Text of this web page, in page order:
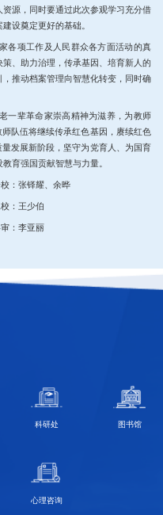
源，同时要通过此次参观学习充分借
设奠定更好的基础。
各项工作及人民群众各方面活动的真
、助力治理，传承基因、培育新人的
推动档案管理向智慧化转变，同时确
一辈革命家崇高精神为滋养，为教师
队伍将继续传承红色基因，赓续红色
发展新阶段，坚守为党育人、为国育
育强国贡献智慧与力量。
余晔
伯
丽
科研处 图书馆
心理咨询